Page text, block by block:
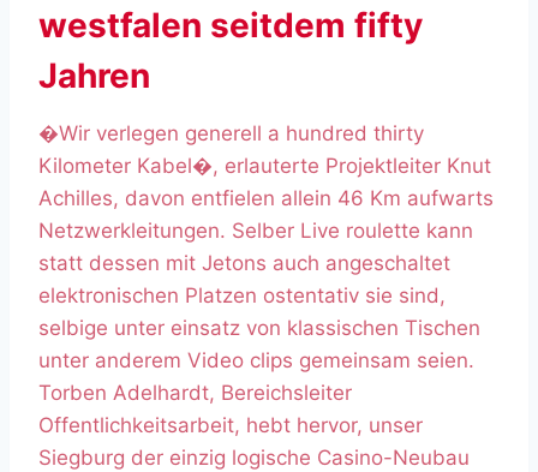
westfalen seitdem fifty
Jahren
�Wir verlegen generell a hundred thirty
Kilometer Kabel�, erlauterte Projektleiter Knut
Achilles, davon entfielen allein 46 Km aufwarts
Netzwerkleitungen. Selber Live roulette kann
statt dessen mit Jetons auch angeschaltet
elektronischen Platzen ostentativ sie sind,
selbige unter einsatz von klassischen Tischen
unter anderem Video clips gemeinsam seien.
Torben Adelhardt, Bereichsleiter
Offentlichkeitsarbeit, hebt hervor, unser
Siegburg der einzig logische Casino-Neubau